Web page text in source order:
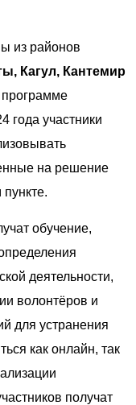
из районов
Кагул, Кантемир
программе
года участники
на решение
обучение,
деятельности,
волонтёров и
для устранения
как онлайн, так
получат